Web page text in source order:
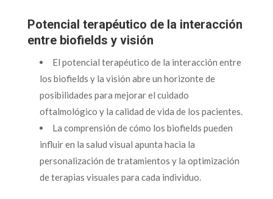
Potencial terapéutico de la interacción
entre biofields y visión
El potencial terapéutico de la interacción entre
los biofields y la visión abre un horizonte de
posibilidades para mejorar el cuidado
oftalmológico y la calidad de vida de los pacientes.
La comprensión de cómo los biofields pueden
influir en la salud visual apunta hacia la
personalización de tratamientos y la optimización
de terapias visuales para cada individuo.